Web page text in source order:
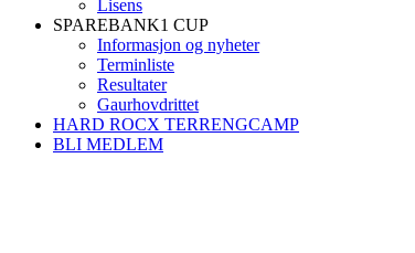
Lisens
SPAREBANK1 CUP
Informasjon og nyheter
Terminliste
Resultater
Gaurhovdrittet
HARD ROCX TERRENGCAMP
BLI MEDLEM